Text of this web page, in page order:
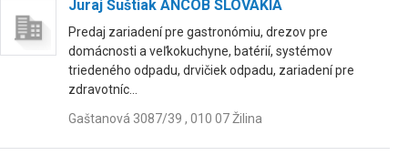
Juraj Šuštiak ANCOB SLOVAKIA
Predaj zariadení pre gastronómiu, drezov pre
domácnosti a veľkokuchyne, batérií, systémov
triedeného odpadu, drvičiek odpadu, zariadení pre
zdravotníc...
Gaštanová 3087/39 , 010 07 Žilina